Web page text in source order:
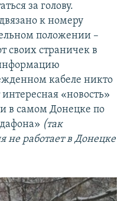
за голову.
к номеру
положении –
своих страничек в
кабеле никто
«новость»
в самом Донецке по
(так
работает в Донецке